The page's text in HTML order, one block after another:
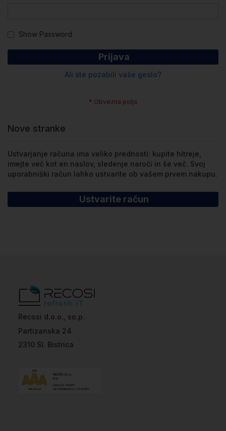
Show Password
Prijava
Ali ste pozabili vaše geslo?
Nove stranke
Ustvarjanje računa ima veliko prednosti: kupite hitreje,
imejte več kot en naslov, sledenje naroči in še več. Svoj
uporabniški račun lahko ustvarite ob vašem prvem nakupu.
Ustvarite račun
Recosi d.o.o., so.p.
Partizanska 24
2310 Sl. Bistrica